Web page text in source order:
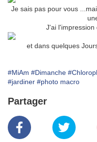
Je sais pas pour vous
J'ai l'impression
et dans quelques
#MiAm #Dimanche
#jardiner #photo macro
Partager